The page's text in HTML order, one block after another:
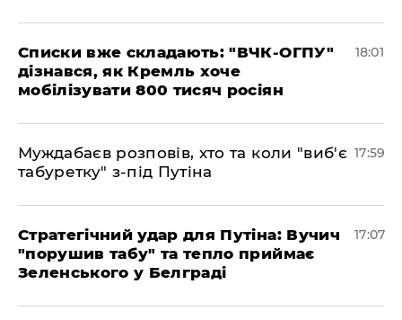
Списки вже складають: "ВЧК-ОГПУ"
дізнався, як Кремль хоче
мобілізувати 800 тисяч росіян
18:01
Муждабаєв розповів, хто та коли "виб'є
табуретку" з-під Путіна
17:59
Стратегічний удар для Путіна: Вучич
"порушив табу" та тепло приймає
Зеленського у Белграді
17:07